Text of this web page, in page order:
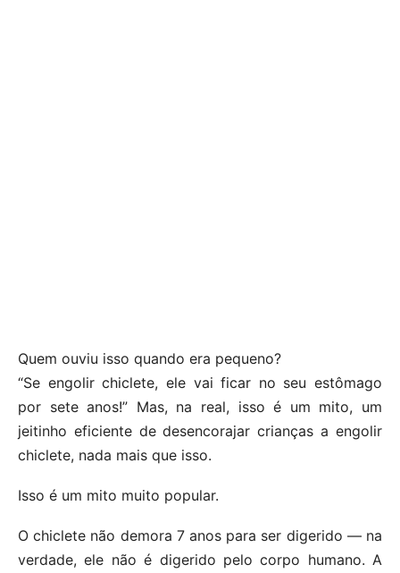
Quem ouviu isso quando era pequeno?
“Se engolir chiclete, ele vai ficar no seu estômago
por sete anos!” Mas, na real, isso é um mito, um
jeitinho eficiente de desencorajar crianças a engolir
chiclete, nada mais que isso.
Isso é um mito muito popular.
O chiclete não demora 7 anos para ser digerido — na
verdade, ele não é digerido pelo corpo humano. A